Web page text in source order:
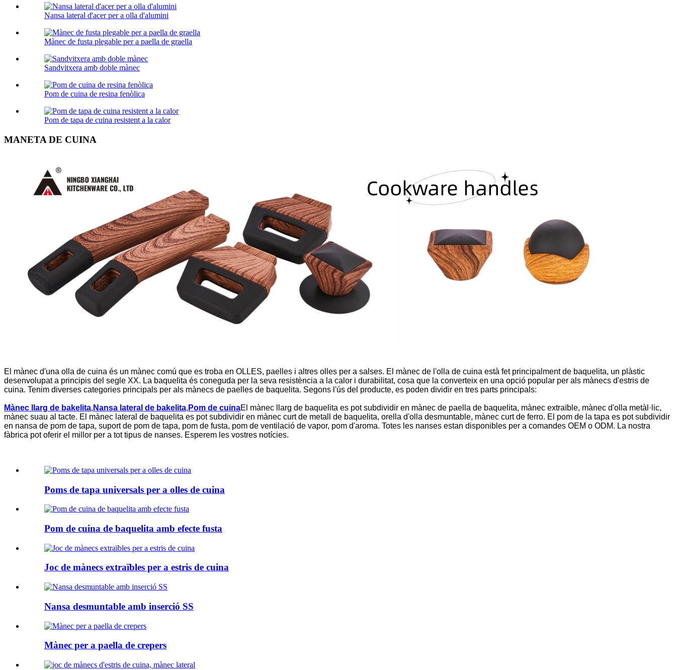
Nansa lateral d'acer per a olla d'alumini
Mànec de fusta plegable per a paella de graella
Sandvitxera amb doble mànec
Pom de cuina de resina fenòlica
Pom de tapa de cuina resistent a la calor
MANETA DE CUINA
El mànec d'una olla de cuina és un mànec comú que es troba en OLLES, paelles i altres olles per a salses. El mànec de l'olla de cuina està fet principalment de baquelita, un plàstic
desenvolupat a principis del segle XX. La baquelita és coneguda per la seva resistència a la calor i durabilitat, cosa que la converteix en una opció popular per als mànecs d'estris de
cuina. Tenim diverses categories principals per als mànecs de paelles de baquelita. Segons l'ús del producte, es poden dividir en tres parts principals:
Mànec llarg de bakelita, Nansa lateral de bakelita, Pom de cuinaEl mànec llarg de baquelita es pot subdividir en mànec de paella de baquelita, mànec extraïble, mànec d'olla metàl·lic,
mànec suau al tacte. El mànec lateral de baquelita es pot subdividir en mànec curt de metall de baquelita, orella d'olla desmuntable, mànec curt de ferro. El pom de la tapa es pot subdividir
en nansa de pom de tapa, suport de pom de tapa, pom de fusta, pom de ventilació de vapor, pom d'aroma. Totes les nanses estan disponibles per a comandes OEM o ODM. La nostra
fàbrica pot oferir el millor per a tot tipus de nanses. Esperem les vostres notícies.
Poms de tapa universals per a olles de cuina
Pom de cuina de baquelita amb efecte fusta
Joc de mànecs extraïbles per a estris de cuina
Nansa desmuntable amb inserció SS
Mànec per a paella de crepers